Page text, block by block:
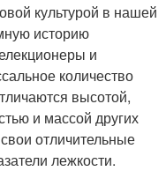
культурой в нашей
историю
и
количество
высотой,
и массой других
отличительные
лежкости.